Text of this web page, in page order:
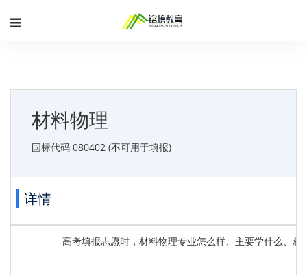
材料物理
国标代码 080402 (不可用于填报)
详情
高考填报志愿时，材料物理专业怎么样、主要学什么、